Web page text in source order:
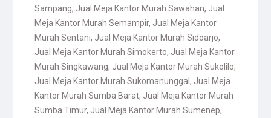
Sampang, Jual Meja Kantor Murah Sawahan, Jual
Meja Kantor Murah Semampir, Jual Meja Kantor
Murah Sentani, Jual Meja Kantor Murah Sidoarjo,
Jual Meja Kantor Murah Simokerto, Jual Meja Kantor
Murah Singkawang, Jual Meja Kantor Murah Sukolilo,
Jual Meja Kantor Murah Sukomanunggal , Jual Meja
Kantor Murah Sumba Barat, Jual Meja Kantor Murah
Sumba Timur, Jual Meja Kantor Murah Sumenep,